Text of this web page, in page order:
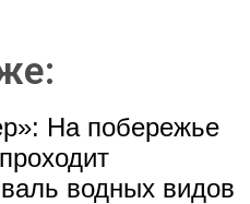
На побережье
водных видов